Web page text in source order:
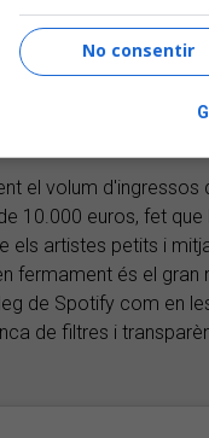
al "model
artistes, i defensen
armament de Daniel
per a "no continuar
el volum d'ingressos
10.000 euros, fet
artistes petits i
fermament és el gran
de Spotify com en
de filtres i
No consentir